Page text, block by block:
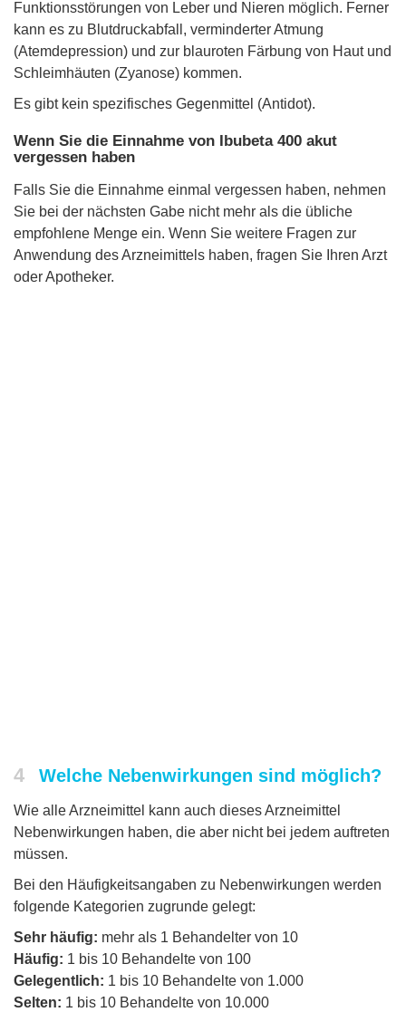
Funktionsstörungen von Leber und Nieren möglich. Ferner
kann es zu Blutdruckabfall, verminderter Atmung
(Atemdepression) und zur blauroten Färbung von Haut und
Schleimhäuten (Zyanose) kommen.
Es gibt kein spezifisches Gegenmittel (Antidot).
Wenn Sie die Einnahme von Ibubeta 400 akut
vergessen haben
Falls Sie die Einnahme einmal vergessen haben, nehmen
Sie bei der nächsten Gabe nicht mehr als die übliche
empfohlene Menge ein. Wenn Sie weitere Fragen zur
Anwendung des Arzneimittels haben, fragen Sie Ihren Arzt
oder Apotheker.
4 Welche Nebenwirkungen sind möglich?
Wie alle Arzneimittel kann auch dieses Arzneimittel
Nebenwirkungen haben, die aber nicht bei jedem auftreten
müssen.
Bei den Häufigkeitsangaben zu Nebenwirkungen werden
folgende Kategorien zugrunde gelegt:
Sehr häufig: mehr als 1 Behandelter von 10
Häufig: 1 bis 10 Behandelte von 100
Gelegentlich: 1 bis 10 Behandelte von 1.000
Selten: 1 bis 10 Behandelte von 10.000